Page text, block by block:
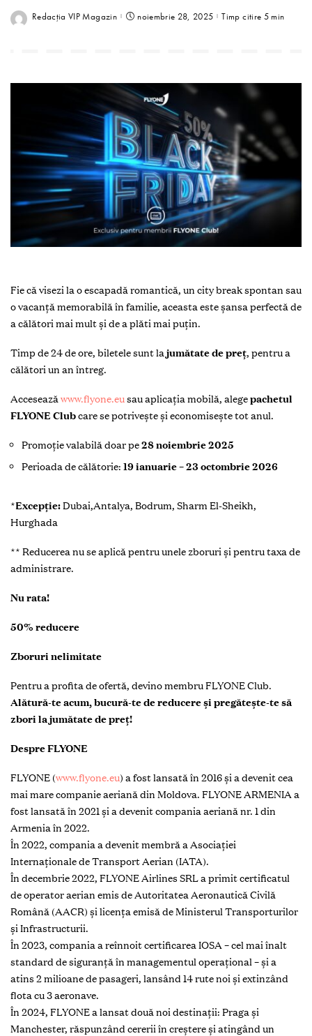
Redacția VIP Magazin noiembrie 28, 2025 Timp citire 5 min
Fie că visezi la o escapadă romantică, un city break spontan sau
o vacanță memorabilă în familie, aceasta este șansa perfectă de
a călători mai mult și de a plăti mai puțin.
Timp de 24 de ore, biletele sunt lajumătate de preț, pentru a
călători un an întreg.
Acceseazăwww.flyone.eusau aplicația mobilă, alegepachetul
FLYONE Clubcare se potrivește și economisește tot anul.
Promoție valabilă doar pe28 noiembrie 2025
Perioada de călătorie: 19 ianuarie – 23 octombrie 2026
*Excepție:Dubai,Antalya, Bodrum, Sharm El-Sheikh,
Hurghada
** Reducerea nu se aplică pentru unele zboruri și pentru taxa de
administrare.
Nu rata!
50% reducere
Zboruri nelimitate
Pentru a profita de ofertă, devino membru FLYONE Club.
Alătură-te acum, bucură-te de reducere și pregătește-te să
zbori la jumătate de preț!
Despre FLYONE
FLYONE (www.flyone.eu) a fost lansată în 2016 și a devenit cea
mai mare companie aeriană din Moldova. FLYONE ARMENIA a
fost lansată în 2021 și a devenit compania aeriană nr. 1 din
Armenia în 2022.
În 2022, compania a devenit membră a Asociației
Internaționale de Transport Aerian (IATA).
În decembrie 2022, FLYONE Airlines SRL a primit certificatul
de operator aerian emis de Autoritatea Aeronautică Civilă
Română (AACR) și licența emisă de Ministerul Transporturilor
și Infrastructurii.
În 2023, compania a reînnoit certificarea IOSA – cel mai înalt
standard de siguranță în managementul operațional – și a
atins 2 milioane de pasageri, lansând 14 rute noi și extinzând
flota cu 3 aeronave.
În 2024, FLYONE a lansat două noi destinații: Praga și
Manchester, răspunzând cererii în creștere și atingând un